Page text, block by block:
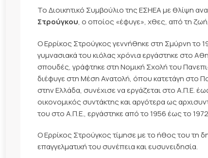
Το Διοικητικό Συμβούλιο της ΕΣΗΕΑ με θλίψη
Στρούγκου, ο οποίος «έφυγε», χθες, από τη
Ο Ερρίκος Στρούγκος γεννήθηκε στη Σμύρνη το
γυμνασιακά του κιόλας χρόνια εργάστηκε στο
σπουδές, γράφτηκε στη Νομική Σχολή του
διέφυγε στη Μέση Ανατολή, όπου κατετάγη στο
στην Ελλάδα, συνέχισε να εργάζεται στο Α.Π.Ε.
οικονομικός συντάκτης και αργότερα ως
του στο Α.Π.Ε., εργάστηκε από το 1956 έως το
Ο Ερρίκος Στρούγκος τίμησε με το ήθος του τη
επαγγελματική του συνέπεια και ευσυνειδησία.